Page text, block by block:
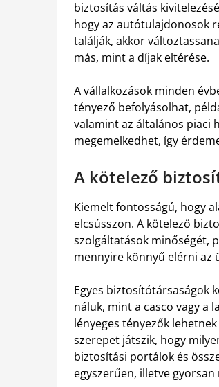
biztosítás váltás
hogy az autótulajdonosok
találják, akkor
más, mint a díjak eltérése.
A vállalkozások minden
tényező befolyásolhat,
valamint az általános piaci
megemelkedhet, így
A kötelező
Kiemelt fontosságú, hogy
elcsússzon. A kötelező
szolgáltatások minőségét,
mennyire könnyű elérni az
Egyes biztosítótársaságok
náluk, mint a casco vagy a
lényeges tényezők
szerepet játszik, hogy
biztosítási portálok és
egyszerűen, illetve